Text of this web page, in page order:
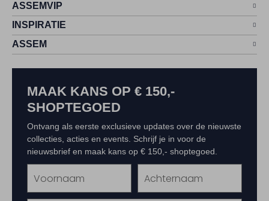
ASSEMVIP
INSPIRATIE
ASSEM
MAAK KANS OP € 150,-
SHOPTEGOED
Ontvang als eerste exclusieve updates over de nieuwste
collecties, acties en events. Schrijf je in voor de
nieuwsbrief en maak kans op € 150,- shoptegoed.